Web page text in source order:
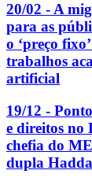
20/02 - A
para as
o ‘preço
trabalhos
artificial
19/12 -
e direitos no
chefia do
dupla